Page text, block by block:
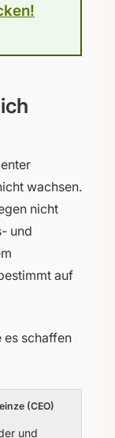
wachsen.
nicht
und
auf
es schaffen
(CEO)
und